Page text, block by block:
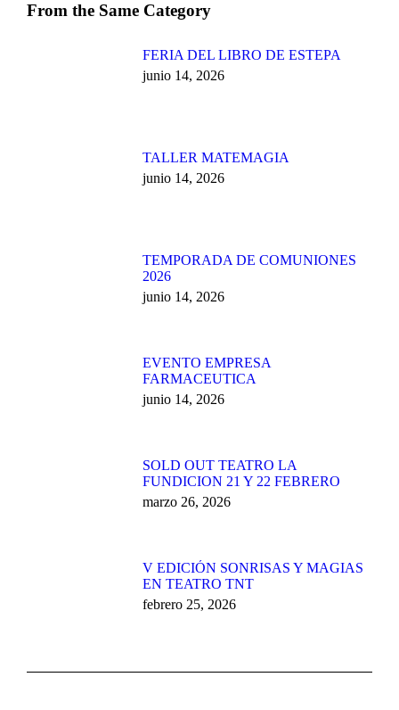
From the Same Category
FERIA DEL LIBRO DE ESTEPA
junio 14, 2026
TALLER MATEMAGIA
junio 14, 2026
TEMPORADA DE COMUNIONES
2026
junio 14, 2026
EVENTO EMPRESA
FARMACEUTICA
junio 14, 2026
SOLD OUT TEATRO LA
FUNDICION 21 Y 22 FEBRERO
marzo 26, 2026
V EDICIÓN SONRISAS Y MAGIAS
EN TEATRO TNT
febrero 25, 2026